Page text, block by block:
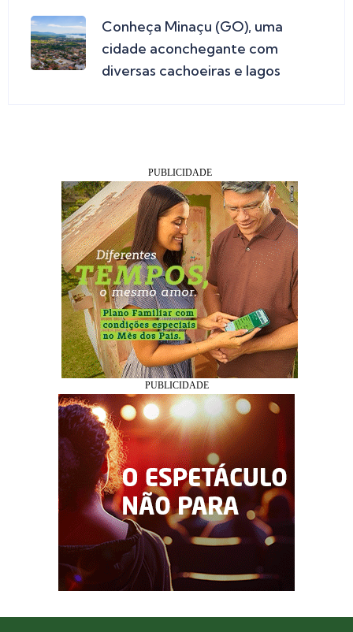
Conheça Minaçu (GO), uma
cidade aconchegante com
diversas cachoeiras e lagos